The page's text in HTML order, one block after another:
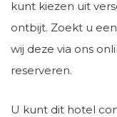
kunt kiezen uit
ontbijt. Zoekt u
wij deze via ons
reserveren.
U kunt dit hotel